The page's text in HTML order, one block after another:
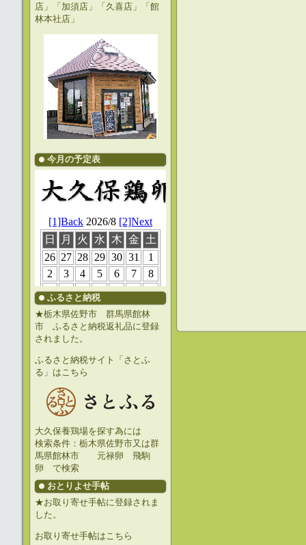
店」「加須店」「久喜店」「館
林本社店」
今月の予定表
ふるさと納税
★栃木県佐野市 群馬県館林
市 ふるさと納税返礼品に登録
されました。
ふるさと納税サイト「さとふ
る」はこちら
大久保養鶏場を探す為には
検索条件：栃木県佐野市又は群
馬県館林市 元禄卵 飛駒
卵 で検索
おとりよせ手帖
★お取り寄せ手帖に登録されま
した。
お取り寄せ手帖はこちら